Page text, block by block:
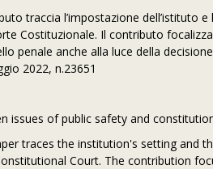
traccia l’impostazione dell’istituto
Costituzionale. Il contributo
penale anche alla luce della
2022, n.23651
issues of public safety and
traces the institution's setting and
Court. The contribution